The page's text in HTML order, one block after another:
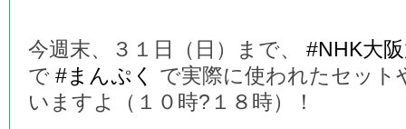
今週末、３１日（日）まで、 #NHK大
で #まんぷく
で実際に使われたセット
いますよ（１０時?１８時）！